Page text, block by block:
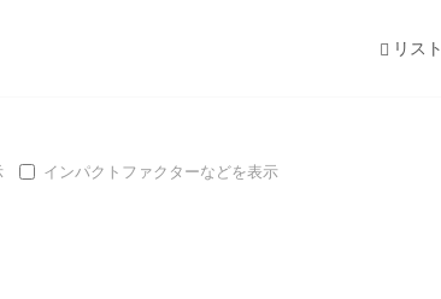
リスト
インパクトファクターなどを表示